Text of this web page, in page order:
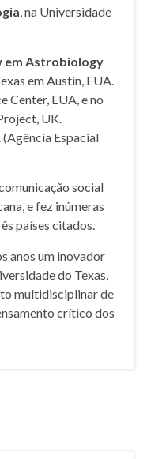
, na Universidade
em Astrobiology
em Austin, EUA.
Center, EUA, e no
UK.
(Agência Espacial
social
e fez inúmeras
países citados.
anos um inovador
do Texas,
multidisciplinar de
crítico dos